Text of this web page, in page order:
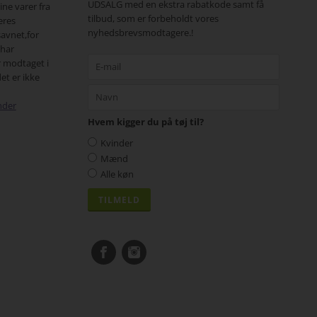
også vil
Min kone prøvede den og den passer
perfekt.. Så nu er den pakket pænt ind til
pæne bukser.
UDSALG med en ekstra rabatkode samt få
tilbud, som er forbeholdt vores
nyhedsbrevsmodtagere.!
Hvem kigger du på tøj til?
Kvinder
Mænd
Alle køn